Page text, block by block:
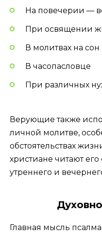
На повечерии —
При освящении
В молитвах на
В часопасловце
При различных
Верующие также
личной молитве,
обстоятельствах
христиане читают
утреннего и
Главная мысль